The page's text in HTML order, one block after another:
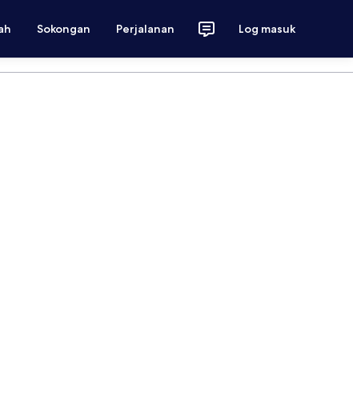
Sokongan Perjalanan Log masuk